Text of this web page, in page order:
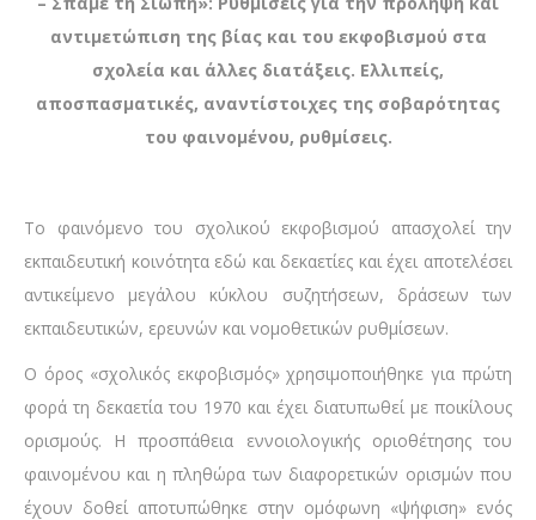
αντιμετώπιση της βίας και του εκφοβισμού στα
σχολεία και άλλες διατάξεις. Ελλιπείς,
αποσπασματικές, αναντίστοιχες της σοβαρότητας
του φαινομένου, ρυθμίσεις.
Το φαινόμενο του σχολικού εκφοβισμού απασχολεί την
εκπαιδευτική κοινότητα εδώ και δεκαετίες και έχει αποτελέσει
αντικείμενο μεγάλου κύκλου συζητήσεων, δράσεων των
εκπαιδευτικών, ερευνών και νομοθετικών ρυθμίσεων.
Ο όρος «σχολικός εκφοβισμός» χρησιμοποιήθηκε για πρώτη
φορά τη δεκαετία του 1970 και έχει διατυπωθεί με ποικίλους
ορισμούς. Η προσπάθεια εννοιολογικής οριοθέτησης του
φαινομένου και η πληθώρα των διαφορετικών ορισμών που
έχουν δοθεί αποτυπώθηκε στην ομόφωνη «ψήφιση» ενός